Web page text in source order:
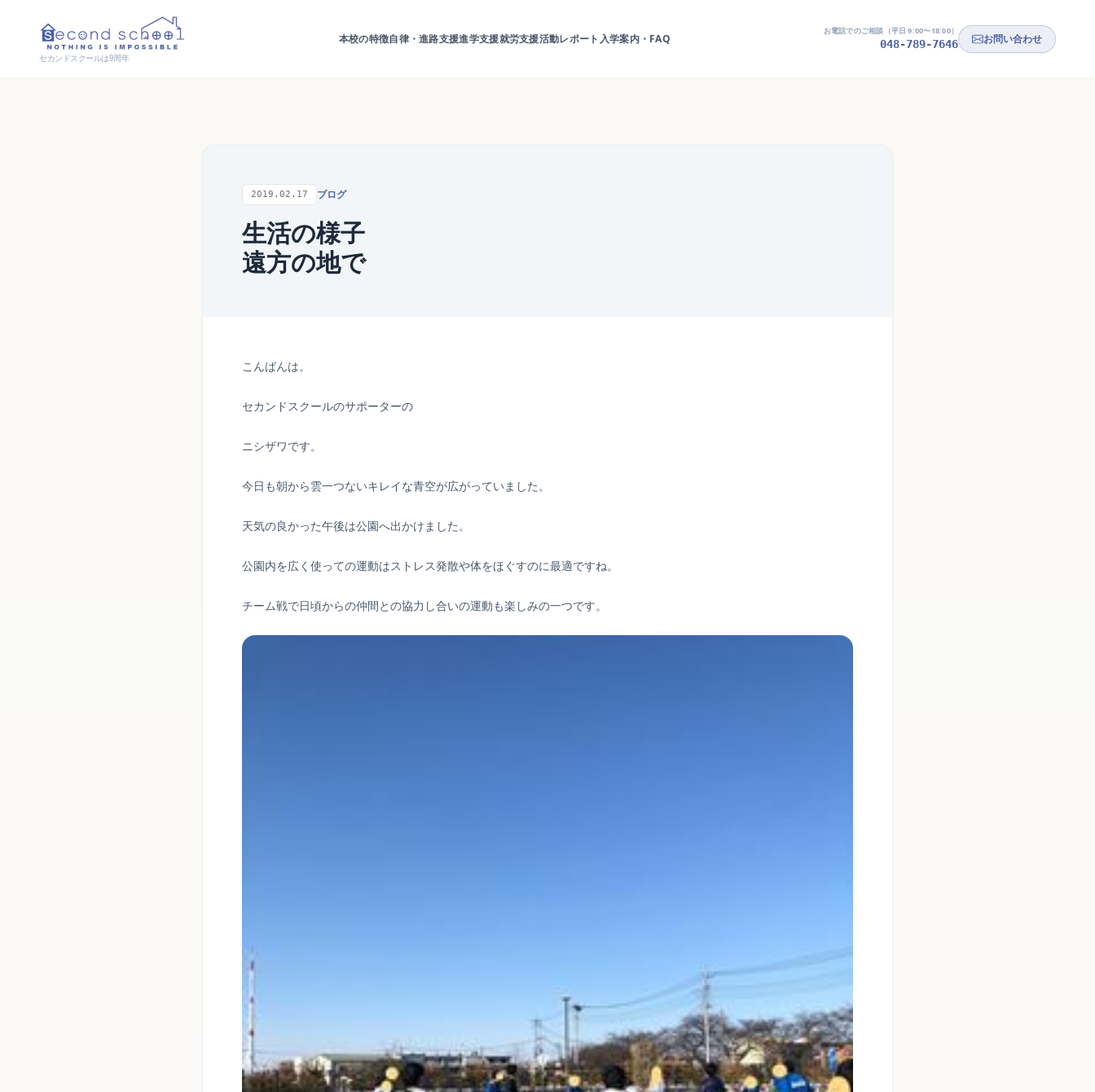
セカンドスクールは9周年
本校の特徴自律・進路支援進学支援就労支援活動レポート 入学案内・FAQ
お電話でのご相談（平日 9:00〜18:00）
048-789-7646 お問い合わせ
2019.02.17 ブログ
生活の様子
遠方の地で
こんばんは。
セカンドスクールのサポーターの
ニシザワです。
今日も朝から雲一つないキレイな青空が広がっていました。
天気の良かった午後は公園へ出かけました。
公園内を広く使っての運動はストレス発散や体をほぐすのに最適ですね。
チーム戦で日頃からの仲間との協力し合いの運動も楽しみの一つです。